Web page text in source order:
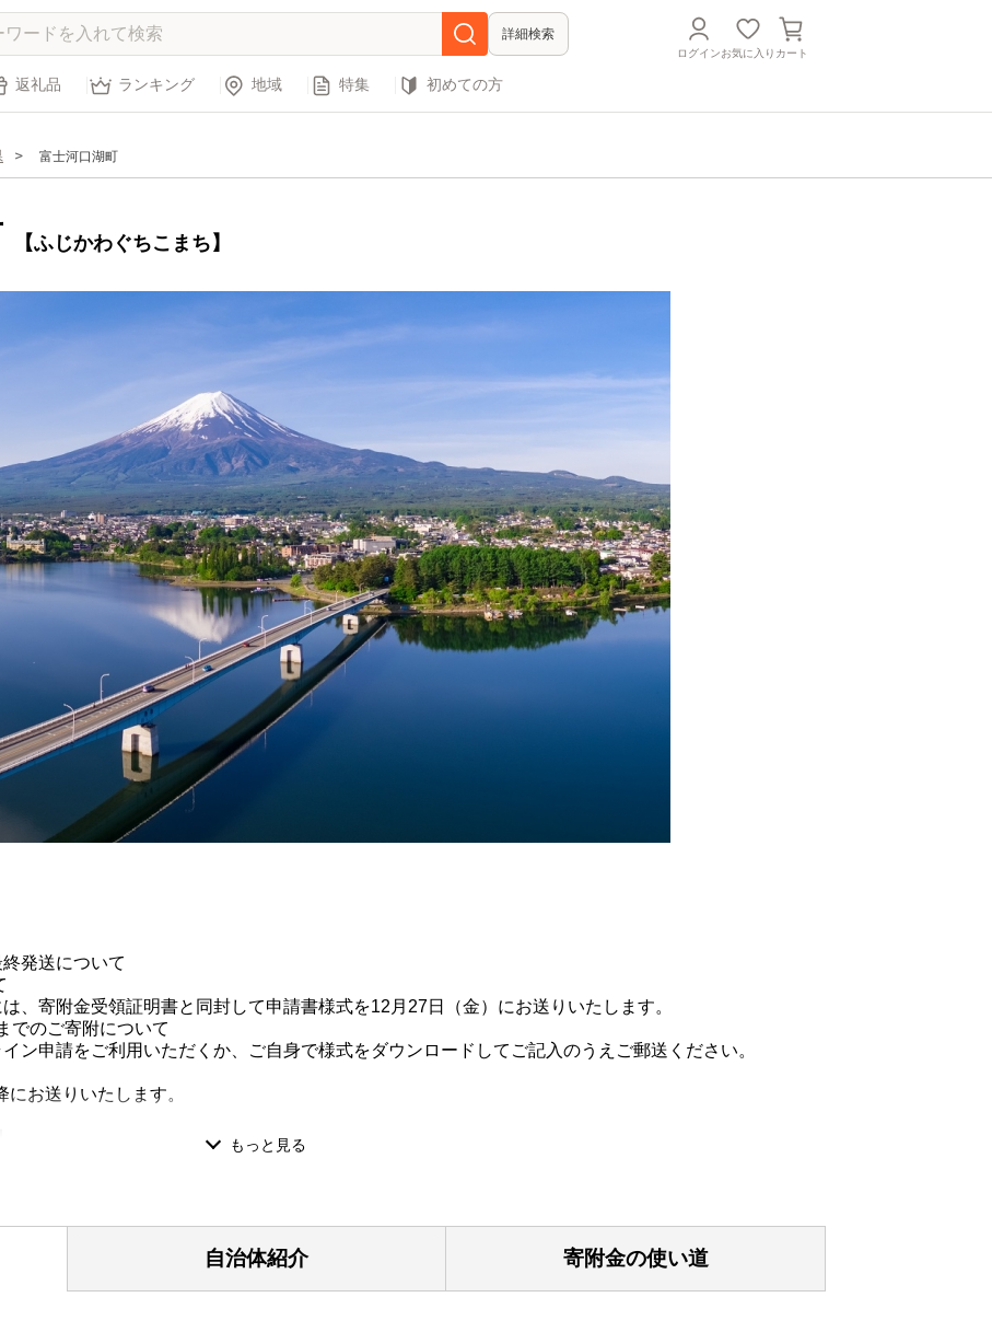
詳細検索
ログインお気に入り カート
返礼品 ランキング 地域 特集 初めての方
富士河口湖町
【ふじかわぐちこまち】
終発送について
、寄附金受領証明書と同封して申請書様式を12月27日（金）にお送りいたします。
でのご寄附について
ン申請をご利用いただくか、ご自身で様式をダウンロードしてご記入のうえご郵送ください。
お送りいたします。
完全無償化）
道維持管理事業
自治体紹介 寄附金の使い道